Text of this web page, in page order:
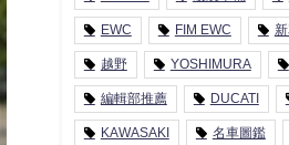
EWC FIM EWC
越野 YOSHIMURA
編輯部推薦 DUCATI
KAWASAKI 名車圖鑑